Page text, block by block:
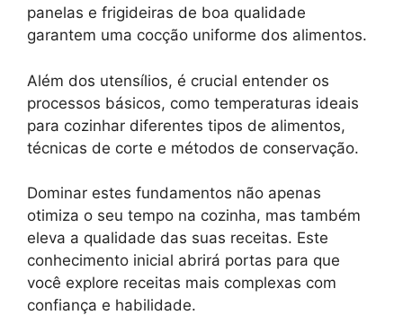
panelas e frigideiras de boa qualidade
garantem uma cocção uniforme dos alimentos.
Além dos utensílios, é crucial entender os
processos básicos, como temperaturas ideais
para cozinhar diferentes tipos de alimentos,
técnicas de corte e métodos de conservação.
Dominar estes fundamentos não apenas
otimiza o seu tempo na cozinha, mas também
eleva a qualidade das suas receitas. Este
conhecimento inicial abrirá portas para que
você explore receitas mais complexas com
confiança e habilidade.